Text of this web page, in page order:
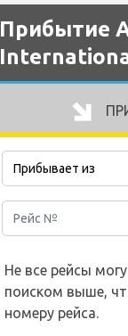
Прибытие
Не все рейсы
поиском выше,
номеру рейса.